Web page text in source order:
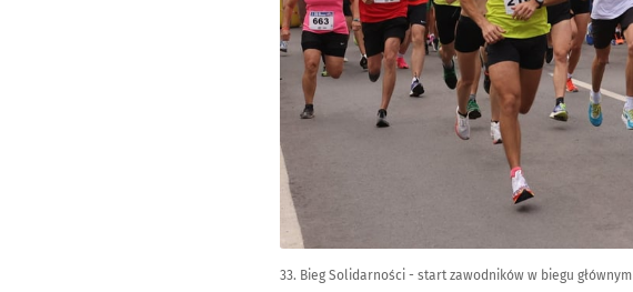
33. Bieg Solidarności - start zawodników w biegu głównym